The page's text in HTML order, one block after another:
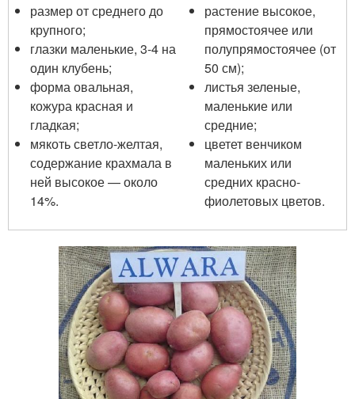
размер от среднего до
крупного;
глазки маленькие, 3-4 на
один клубень;
форма овальная,
кожура красная и
гладкая;
мякоть светло-желтая,
содержание крахмала в
ней высокое — около
14%.
растение высокое,
прямостоячее или
полупрямостоячее (от
50 см);
листья зеленые,
маленькие или
средние;
цветет венчиком
маленьких или
средних красно-
фиолетовых цветов.